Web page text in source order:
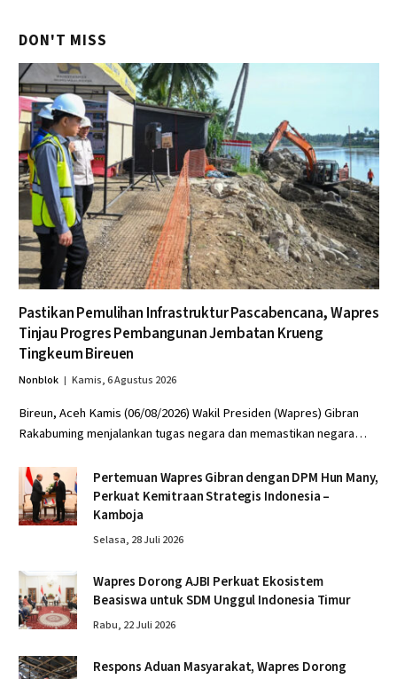
DON'T MISS
Pastikan Pemulihan Infrastruktur Pascabencana, Wapres
Tinjau Progres Pembangunan Jembatan Krueng
Tingkeum Bireuen
Nonblok Kamis, 6 Agustus 2026
Bireun, Aceh Kamis (06/08/2026) Wakil Presiden (Wapres) Gibran
Rakabuming menjalankan tugas negara dan memastikan negara…
Pertemuan Wapres Gibran dengan DPM Hun Many,
Perkuat Kemitraan Strategis Indonesia –
Kamboja
Selasa, 28 Juli 2026
Wapres Dorong AJBI Perkuat Ekosistem
Beasiswa untuk SDM Unggul Indonesia Timur
Rabu, 22 Juli 2026
Respons Aduan Masyarakat, Wapres Dorong